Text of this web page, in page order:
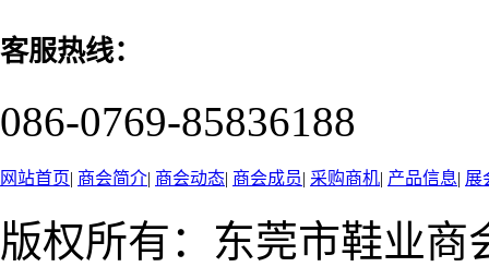
客服热线：
086-0769-85836188
网站首页| 商会简介| 商会动态| 商会成员| 采购商机| 产品信息| 展
版权所有：东莞市鞋业